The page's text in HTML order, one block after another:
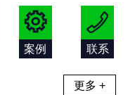

案例

联系
更多 +